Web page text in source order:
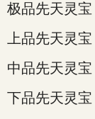
极品先天灵
上品先天灵
中品先天灵
下品先天灵